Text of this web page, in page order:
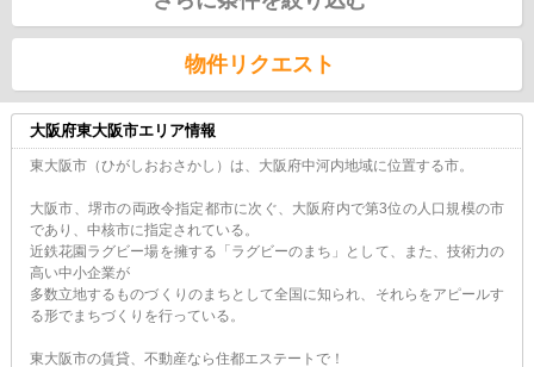
物件リクエスト
大阪府東大阪市エリア情報
東大阪市（ひがしおおさかし）は、大阪府中河内地域に位置する市。
大阪市、堺市の両政令指定都市に次ぐ、大阪府内で第3位の人口規模の市
であり、中核市に指定されている。
近鉄花園ラグビー場を擁する「ラグビーのまち」として、また、技術力の
高い中小企業が
多数立地するものづくりのまちとして全国に知られ、それらをアピールす
る形でまちづくりを行っている。
東大阪市の賃貸、不動産なら住都エステートで！